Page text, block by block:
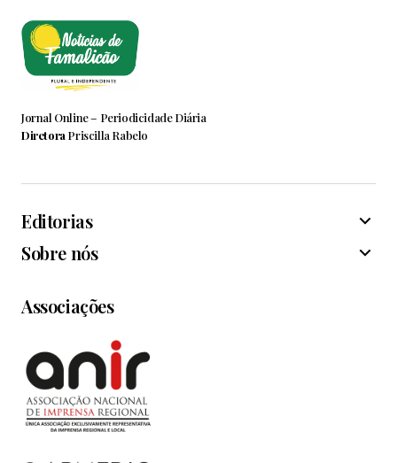
Jornal Online – Periodicidade Diária
Diretora Priscilla Rabelo
Editorias
Sobre nós
Associações